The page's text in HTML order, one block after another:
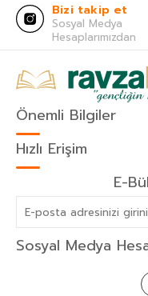
Bizi takip et
Sosyal Medya
Hesaplarımızdan
Önemli Bilgiler
Hızlı Erişim
E-
Sosyal Medya